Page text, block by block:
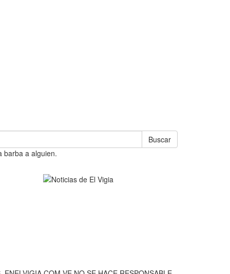
Buscar
barba a alguien.